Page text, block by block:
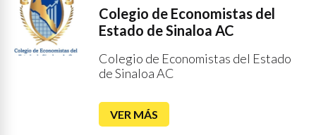
Colegio de Economistas del
Estado de Sinaloa AC
Colegio de Economistas del Estado
de Sinaloa AC
VER MÁS